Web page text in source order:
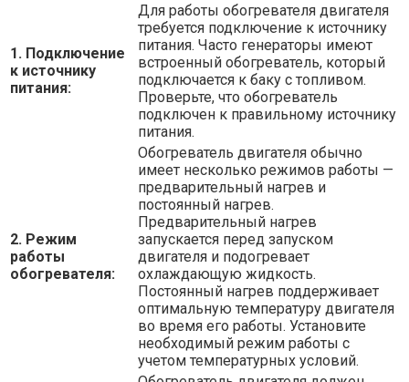
1. Подключение
к источнику
питания:
Для работы обогревателя двигателя
требуется подключение к источнику
питания. Часто генераторы имеют
встроенный обогреватель, который
подключается к баку с топливом.
Проверьте, что обогреватель
подключен к правильному источнику
питания.
2. Режим
работы
обогревателя:
Обогреватель двигателя обычно
имеет несколько режимов работы —
предварительный нагрев и
постоянный нагрев.
Предварительный нагрев
запускается перед запуском
двигателя и подогревает
охлаждающую жидкость.
Постоянный нагрев поддерживает
оптимальную температуру двигателя
во время его работы. Установите
необходимый режим работы с
учетом температурных условий.